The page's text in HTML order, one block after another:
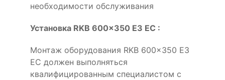
необходимости обслуживания
Установка RKB 600x350 E3 EC :
Монтаж оборудования RKB 600x350 E3
EC должен выполняться
квалифицированным специалистом с